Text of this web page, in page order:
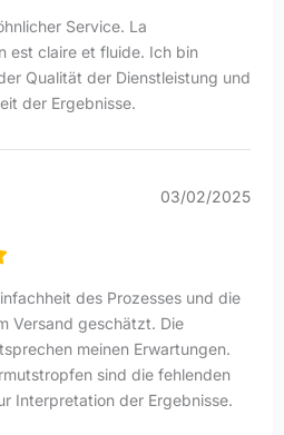
Service. La
est claire et fluide. Ich bin
Qualität der Dienstleistung und
der Ergebnisse.
03/02/2025
des Prozesses und die
Versand geschätzt. Die
meinen Erwartungen.
sind die fehlenden
Interpretation der Ergebnisse.